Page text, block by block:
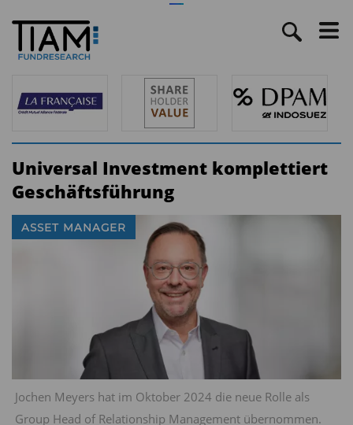
Universal Investment komplettiert
Geschäftsführung
Jochen Meyers hat im Oktober 2024 die neue Rolle als
Group Head of Relationship Management übernommen.
ASSET MANAGER